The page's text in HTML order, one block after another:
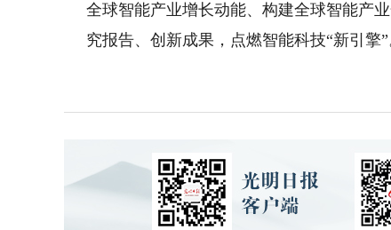
全球智能产业增长动能、构建全球智能产
究报告、创新成果，点燃智能科技“新引擎”